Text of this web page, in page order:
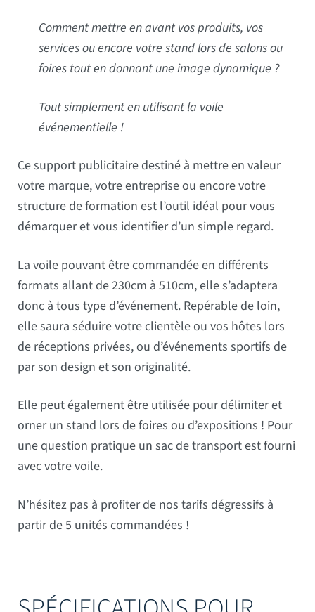
Comment mettre en avant vos produits, vos
services ou encore votre stand lors de salons ou
foires tout en donnant une image dynamique ?
Tout simplement en utilisant la voile
événementielle !
Ce support publicitaire destiné à mettre en valeur
votre marque, votre entreprise ou encore votre
structure de formation est l’outil idéal pour vous
démarquer et vous identifier d’un simple regard.
La voile pouvant être commandée en différents
formats allant de 230cm à 510cm, elle s’adaptera
donc à tous type d’événement. Repérable de loin,
elle saura séduire votre clientèle ou vos hôtes lors
de réceptions privées, ou d’événements sportifs de
par son design et son originalité.
Elle peut également être utilisée pour délimiter et
orner un stand lors de foires ou d’expositions ! Pour
une question pratique un sac de transport est fourni
avec votre voile.
N’hésitez pas à profiter de nos tarifs dégressifs à
partir de 5 unités commandées !